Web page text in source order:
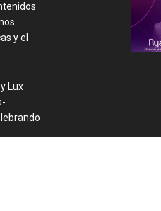
y el
Lux